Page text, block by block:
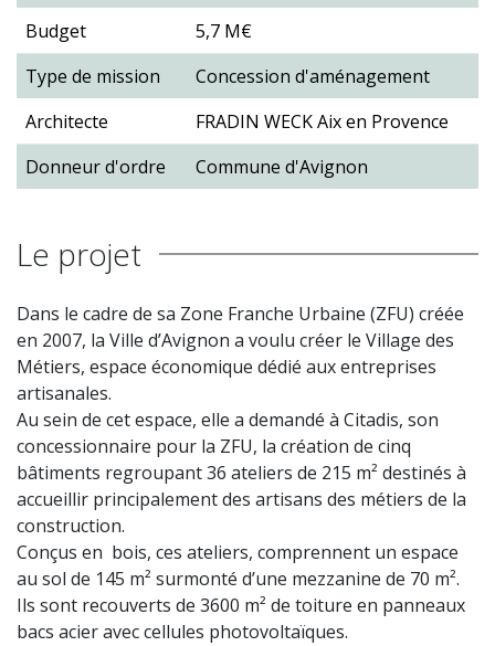
Budget
5,7 M€
Type de mission
Concession d'aménagement
Architecte
FRADIN WECK Aix en Provence
Donneur d'ordre
Commune d'Avignon
Le projet
Dans le cadre de sa Zone Franche Urbaine (ZFU) créée
en 2007, la Ville d’Avignon a voulu créer le Village des
Métiers, espace économique dédié aux entreprises
artisanales.
Au sein de cet espace, elle a demandé à Citadis, son
concessionnaire pour la ZFU, la création de cinq
bâtiments regroupant 36 ateliers de 215 m² destinés à
accueillir principalement des artisans des métiers de la
construction.
Conçus en bois, ces ateliers, comprennent un espace
au sol de 145 m² surmonté d’une mezzanine de 70 m².
Ils sont recouverts de 3600 m² de toiture en panneaux
bacs acier avec cellules photovoltaïques.